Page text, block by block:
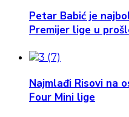
Petar Babić je
Premijer lige u
Najmlađi Risovi na
Four Mini lige